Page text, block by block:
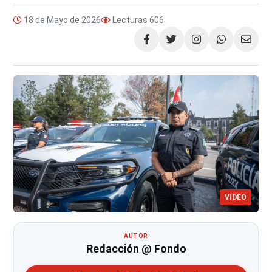
18 de Mayo de 2026 Lecturas 606
Compartir
VIDEO
AUTOR
Redacción @ Fondo